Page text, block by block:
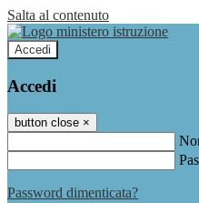
Salta al contenuto
Accedi
Accedi
button close ×
Password dimenticata?